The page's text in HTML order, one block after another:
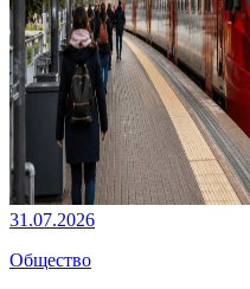
31.07.2026
Общество